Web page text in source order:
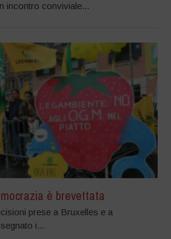
incontro conviviale...
è brevettata
prese a Bruxelles e a
i...